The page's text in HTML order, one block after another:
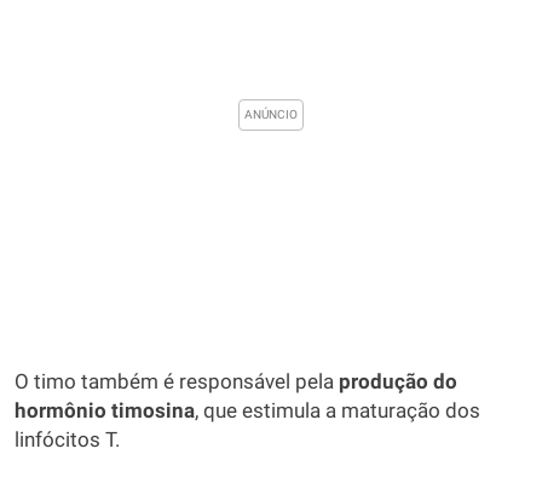
O timo também é responsável pela produção do
hormônio timosina, que estimula a maturação dos
linfócitos T.